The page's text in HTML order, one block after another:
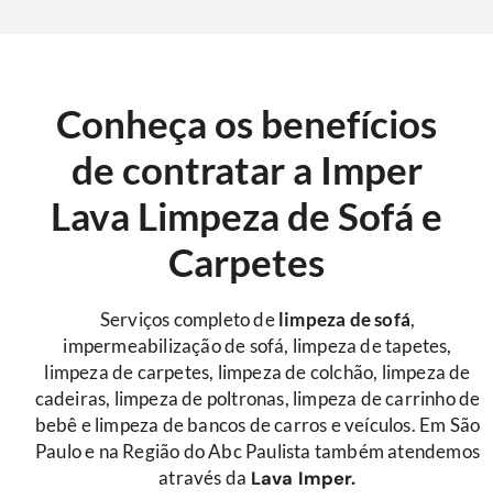
Conheça os benefícios
de contratar a Imper
Lava Limpeza de Sofá e
Carpetes
Serviços completo de limpeza de sofá,
impermeabilização de sofá, limpeza de tapetes,
limpeza de carpetes, limpeza de colchão, limpeza de
cadeiras, limpeza de poltronas, limpeza de carrinho de
bebê e limpeza de bancos de carros e veículos. Em São
Paulo e na Região do Abc Paulista também atendemos
através da Lava Imper.